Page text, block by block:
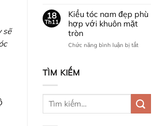
sẽ
vào
mùa
tháng
tặng
gì
18
Th11
Kiểu tóc nam đẹp phù
hợp với khuôn mặt
tròn
Chức năng bình luận bị tắtở
hợp
với
khuôn
TÌM KIẾM